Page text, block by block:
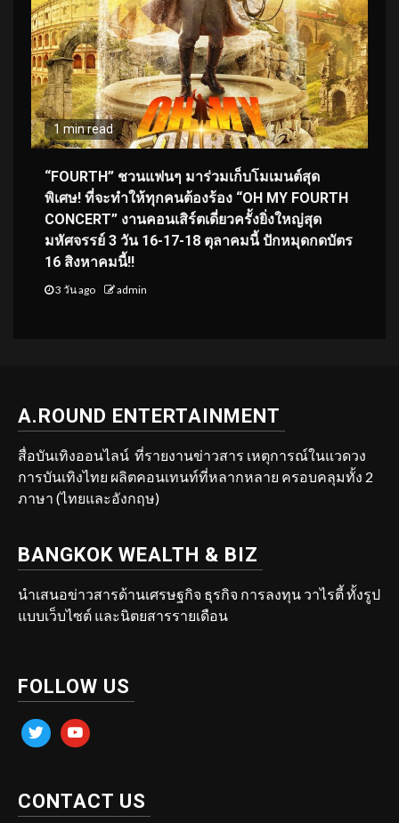
1 min read
“FOURTH” ชวนแฟนๆ มาร่วมเก็บโมเมนต์สุด
พิเศษ! ที่จะทำให้ทุกคนต้องร้อง “OH MY FOURTH
CONCERT” งานคอนเสิร์ตเดี่ยวครั้งยิ่งใหญ่สุด
มหัศจรรย์ 3 วัน 16-17-18 ตุลาคมนี้ ปักหมุดกดบัตร
16 สิงหาคมนี้!!
3 วัน ago admin
A.ROUND ENTERTAINMENT
สื่อบันเทิงออนไลน์ ที่รายงานข่าวสาร เหตุการณ์ในแวดวง
การบันเทิงไทย ผลิตคอนเทนท์ที่หลากหลาย ครอบคลุมทั้ง 2
ภาษา (ไทยและอังกฤษ)
BANGKOK WEALTH & BIZ
นำเสนอข่าวสารด้านเศรษฐกิจ ธุรกิจ การลงทุน วาไรตี้ ทั้งรูป
แบบเว็บไซต์ และนิตยสารรายเดือน
FOLLOW US
twitter youtube
CONTACT US